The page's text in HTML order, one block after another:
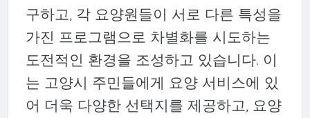
구하고, 각 요양원들이 서로 다른 특성을
가진 프로그램으로 차별화를 시도하는
도전적인 환경을 조성하고 있습니다. 이
는 고양시 주민들에게 요양 서비스에 있
어 더욱 다양한 선택지를 제공하고, 요양